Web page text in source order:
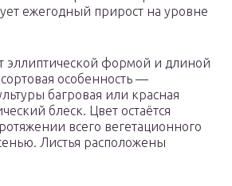
ежегодный прирост на уровне
эллиптической формой и длиной
особенность —
багровая или красная
блеск. Цвет остаётся
всего вегетационного
Листья расположены